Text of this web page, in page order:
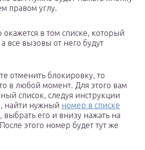
правом углу.
окажется в том списке, который
все вызовы от него будут
отменить блокировку, то
в любой момент. Для этого вам
список, следуя инструкции
найти нужный номер в списке
, выбрать его и внизу нажать на
этого номер будет тут же